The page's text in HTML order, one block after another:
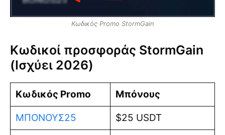
Κωδικός Promo StormGain
Κωδικοί προσφοράς StormGain
(Ισχύει 2026)
Κωδικός Promo Μπόνους
ΜΠΟΝΟΥΣ25 $25 USDT